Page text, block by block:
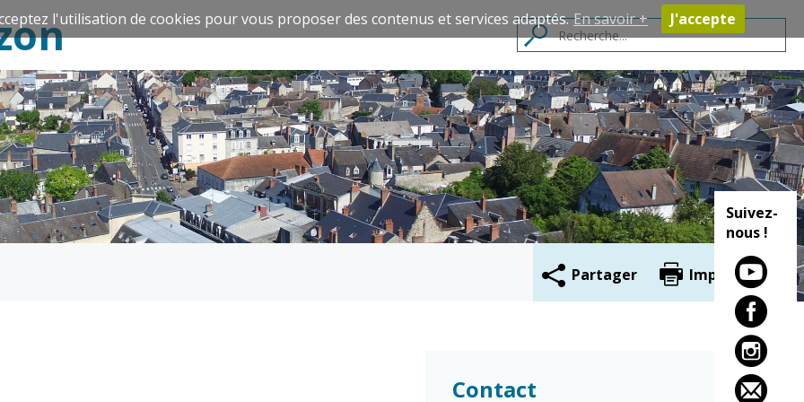
Famille Réavie Contacts
Vie citoyenne
Suivez-
nous !
Partager Imprimer
Contact
l'utilisation de cookies pour vous proposer des contenus et services adaptés. En savoir + J'accepte